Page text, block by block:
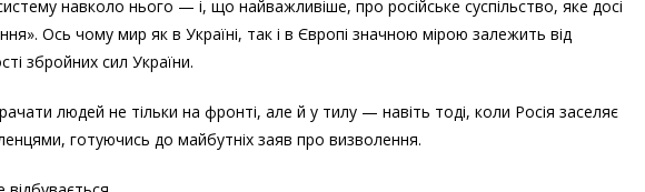
навколо нього — і, що найважливіше, про російське суспільство, яке досі
Ось чому мир як в Україні, так і в Європі значною мірою залежить від
збройних сил України.
людей не тільки на фронті, але й у тилу — навіть тоді, коли Росія заселяє
готуючись до майбутніх заяв про визволення.